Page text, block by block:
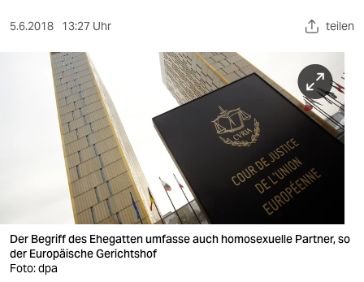
wahrheit
verlag
verlag
5.6.2018 13:27 Uhr teilen
Der Begriff des Ehegatten umfasse auch homosexuelle Partner, so
der Europäische Gerichtshof
Foto: dpa